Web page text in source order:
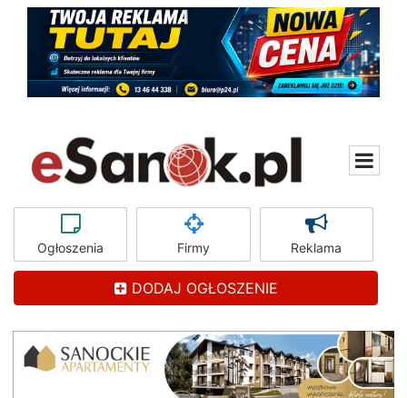
Ogłoszenia Firmy Reklama
DODAJ OGŁOSZENIE